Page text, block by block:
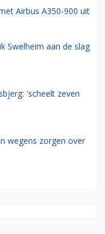
Airbus A350-900 uit
Swelheim aan de slag
'scheelt zeven
wegens zorgen over